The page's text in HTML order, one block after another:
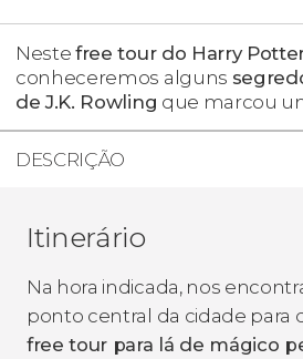
Nestefree tour do Harry
conheceremos alguns
de J.K. Rowling que marcou
DESCRIÇÃO
Itinerário
Na hora indicada, nos
ponto central da cidade para
free tour para lá de mágico